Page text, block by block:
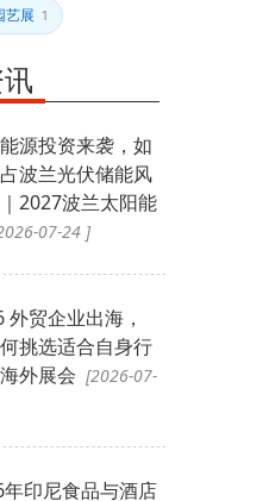
艺展 1
源投资来袭，如
波兰光伏储能风
2027波兰太阳能
07-24 ]
外贸企业出海，
挑选适合自身行
外展会 [2026-07-
印尼食品与酒店